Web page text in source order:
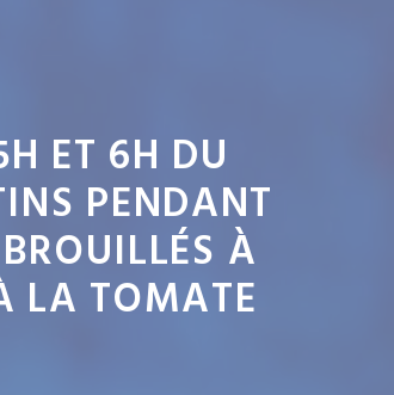
ET 6H DU
PENDANT
À
LA TOMATE